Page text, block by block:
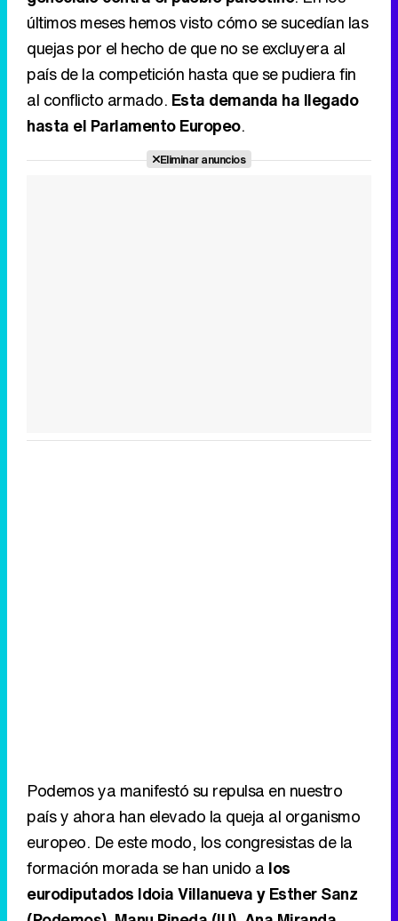
últimos meses hemos visto cómo se sucedían las
quejas por el hecho de que no se excluyera al
país de la competición hasta que se pudiera fin
al conflicto armado. Esta demanda ha llegado
hasta el Parlamento Europeo.
Eliminar anuncios
Podemos ya manifestó su repulsa en nuestro
país y ahora han elevado la queja al organismo
europeo. De este modo, los congresistas de la
formación morada se han unido a los
eurodiputados Idoia Villanueva y Esther Sanz